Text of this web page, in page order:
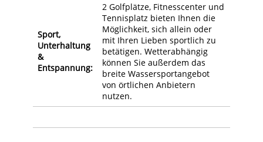
Sport,
Unterhaltung
&
Entspannung:
2 Golfplätze, Fitnesscenter und
Tennisplatz bieten Ihnen die
Möglichkeit, sich allein oder
mit Ihren Lieben sportlich zu
betätigen. Wetterabhängig
können Sie außerdem das
breite Wassersportangebot
von örtlichen Anbietern
nutzen.